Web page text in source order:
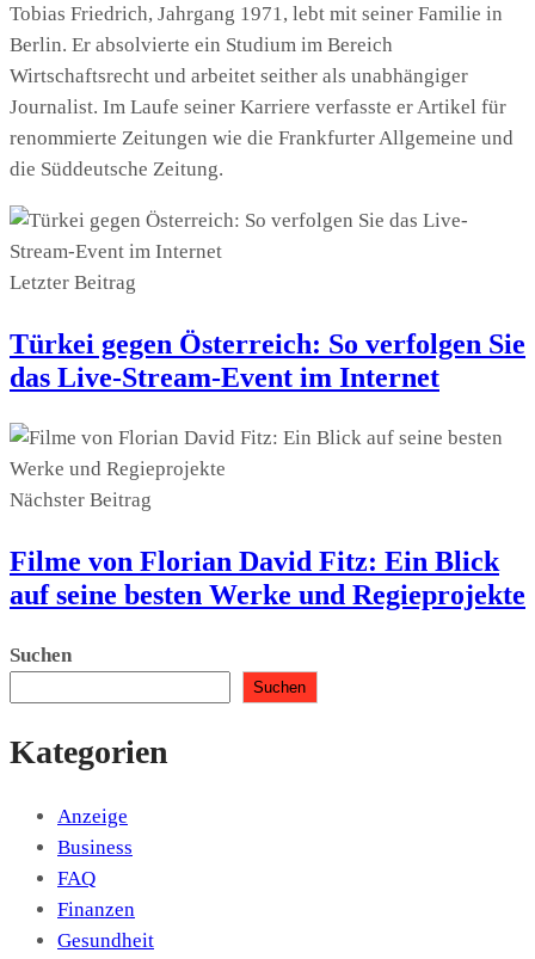
Tobias Friedrich, Jahrgang 1971, lebt mit seiner Familie in
Berlin. Er absolvierte ein Studium im Bereich
Wirtschaftsrecht und arbeitet seither als unabhängiger
Journalist. Im Laufe seiner Karriere verfasste er Artikel für
renommierte Zeitungen wie die Frankfurter Allgemeine und
die Süddeutsche Zeitung.
Letzter Beitrag
Türkei gegen Österreich: So verfolgen Sie
das Live-Stream-Event im Internet
Nächster Beitrag
Filme von Florian David Fitz: Ein Blick
auf seine besten Werke und Regieprojekte
Suchen
Suchen
Kategorien
Anzeige
Business
FAQ
Finanzen
Gesundheit